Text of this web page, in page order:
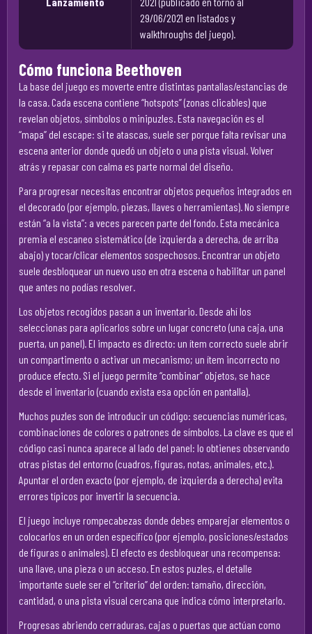
29/06/2021 en listados y
walkthroughs del juego).
Cómo funciona Beethoven
La base del juego es moverte entre distintas pantallas/estancias de
la casa. Cada escena contiene “hotspots” (zonas clicables) que
revelan objetos, símbolos o minipuzles. Esta navegación es el
“mapa” del escape: si te atascas, suele ser porque falta revisar una
escena anterior donde quedó un objeto o una pista visual. Volver
atrás y repasar con calma es parte normal del diseño.
Para progresar necesitas encontrar objetos pequeños integrados en
el decorado (por ejemplo, piezas, llaves o herramientas). No siempre
están “a la vista”: a veces parecen parte del fondo. Esta mecánica
premia el escaneo sistemático (de izquierda a derecha, de arriba
abajo) y tocar/clicar elementos sospechosos. Encontrar un objeto
suele desbloquear un nuevo uso en otra escena o habilitar un panel
que antes no podías resolver.
Los objetos recogidos pasan a un inventario. Desde ahí los
seleccionas para aplicarlos sobre un lugar concreto (una caja, una
puerta, un panel). El impacto es directo: un ítem correcto suele abrir
un compartimento o activar un mecanismo; un ítem incorrecto no
produce efecto. Si el juego permite “combinar” objetos, se hace
desde el inventario (cuando exista esa opción en pantalla).
Muchos puzles son de introducir un código: secuencias numéricas,
combinaciones de colores o patrones de símbolos. La clave es que el
código casi nunca aparece al lado del panel: lo obtienes observando
otras pistas del entorno (cuadros, figuras, notas, animales, etc.).
Apuntar el orden exacto (por ejemplo, de izquierda a derecha) evita
errores típicos por invertir la secuencia.
El juego incluye rompecabezas donde debes emparejar elementos o
colocarlos en un orden específico (por ejemplo, posiciones/estados
de figuras o animales). El efecto es desbloquear una recompensa:
una llave, una pieza o un acceso. En estos puzles, el detalle
importante suele ser el “criterio” del orden: tamaño, dirección,
cantidad, o una pista visual cercana que indica cómo interpretarlo.
Progresas abriendo cerraduras, cajas o puertas que actúan como